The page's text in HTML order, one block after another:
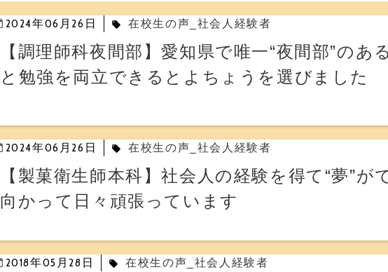
2024年06月26日 local_offer 在校生の声_社会人経験者
【調理師科夜間部】愛知県で唯一“夜間部”のあ
と勉強を両立できるとよちょうを選びました
2024年06月26日 local_offer 在校生の声_社会人経験者
【製菓衛生師本科】社会人の経験を得て“夢”
向かって日々頑張っています
2018年05月28日 local_offer 在校生の声_社会人経験者